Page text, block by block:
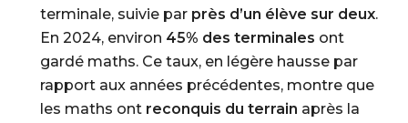
terminale, suivie par près d’un élève sur deux.
En 2024, environ 45% des terminales ont
gardé maths. Ce taux, en légère hausse par
rapport aux années précédentes, montre que
les maths ont reconquis du terrain après la